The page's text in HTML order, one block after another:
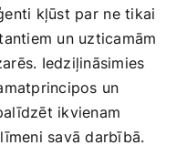
kļūst ​par⁤ ne tikai
un uzticamām
Iedziļināsimies⁢
un
ikvienam
savā darbībā.